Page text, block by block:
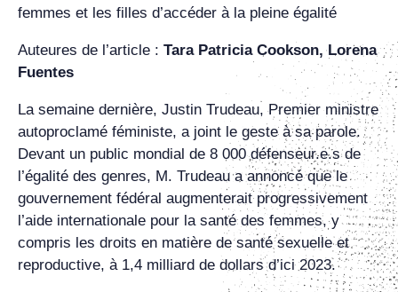
femmes et les filles d’accéder à la pleine égalité
Auteures de l’article : Tara Patricia Cookson, Lorena
Fuentes
La semaine dernière, Justin Trudeau, Premier ministre
autoproclamé féministe, a joint le geste à sa parole.
Devant un public mondial de 8 000 défenseur.e.s de
l’égalité des genres, M. Trudeau a annoncé que le
gouvernement fédéral augmenterait progressivement
l’aide internationale pour la santé des femmes, y
compris les droits en matière de santé sexuelle et
reproductive, à 1,4 milliard de dollars d’ici 2023.